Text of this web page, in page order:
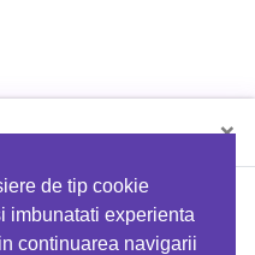
de tip cookie
imbunatati experienta
continuarea navigarii
×